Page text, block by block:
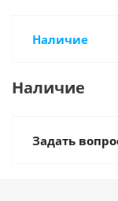
Наличие
Наличие
Задать